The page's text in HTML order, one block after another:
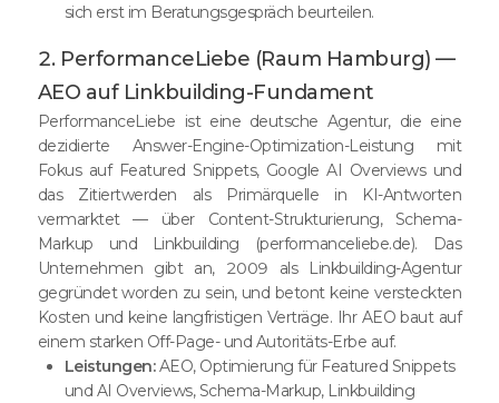
sich erst im Beratungsgespräch beurteilen.
2. PerformanceLiebe (Raum Hamburg) —
AEO auf Linkbuilding-Fundament
PerformanceLiebe ist eine deutsche Agentur, die eine
dezidierte Answer-Engine-Optimization-Leistung mit
Fokus auf Featured Snippets, Google AI Overviews und
das Zitiertwerden als Primärquelle in KI-Antworten
vermarktet — über Content-Strukturierung, Schema-
Markup und Linkbuilding (performanceliebe.de). Das
Unternehmen gibt an, 2009 als Linkbuilding-Agentur
gegründet worden zu sein, und betont keine versteckten
Kosten und keine langfristigen Verträge. Ihr AEO baut auf
einem starken Off-Page- und Autoritäts-Erbe auf.
Leistungen:AEO, Optimierung für Featured Snippets
und AI Overviews, Schema-Markup, Linkbuilding